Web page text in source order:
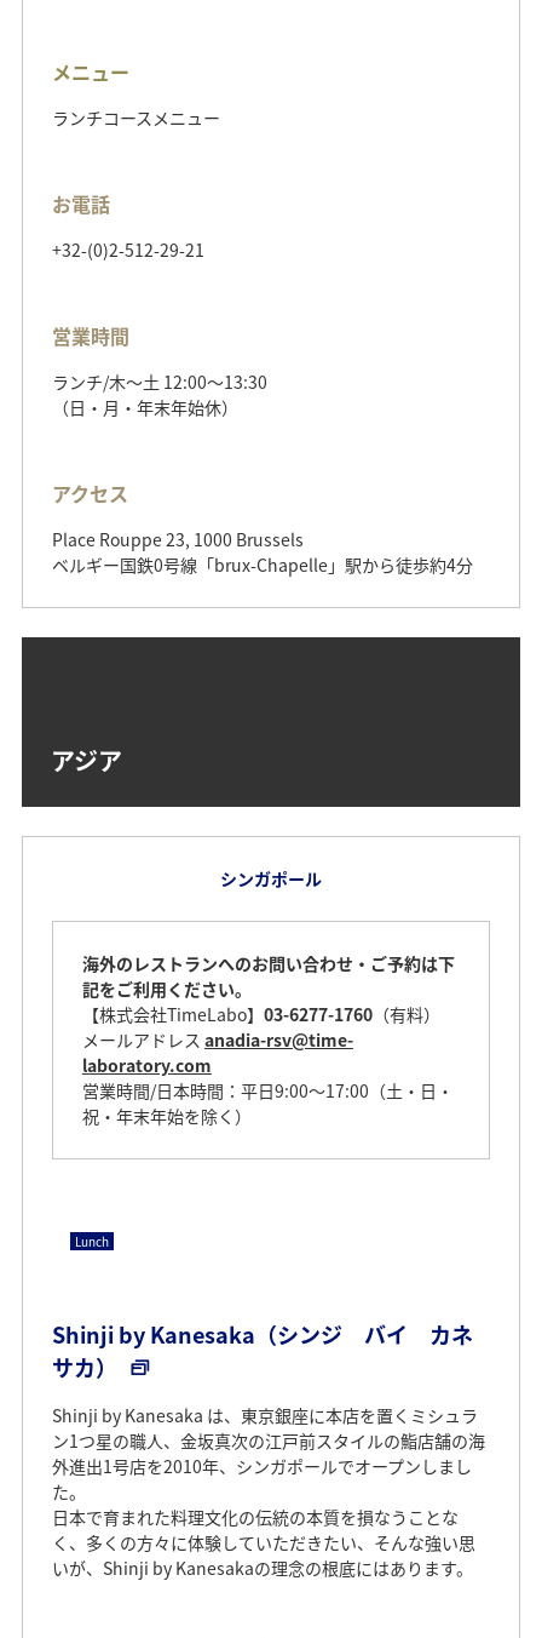
メニュー
ランチコースメニュー
お電話
+32-(0)2-512-29-21
営業時間
ランチ/木～土 12:00～13:30
（日・月・年末年始休）
アクセス
Place Rouppe 23, 1000 Brussels
ベルギー国鉄0号線「brux-Chapelle」駅から徒歩約4分
アジア
シンガポール
海外のレストランへのお問い合わせ・ご予約は下
記をご利用ください。
【株式会社TimeLabo】 03-6277-1760（有料）
メールアドレス anadia-rsv@time-
laboratory.com
営業時間/日本時間：平日9:00～17:00（土・日・
祝・年末年始を除く）
Lunch
Shinji by Kanesaka（シンジ バイ カネ
サカ）
Shinji by Kanesaka は、東京銀座に本店を置くミシュラ
ン1つ星の職人、金坂真次の江戸前スタイルの鮨店舗の海
外進出1号店を2010年、シンガポールでオープンしまし
た。
日本で育まれた料理文化の伝統の本質を損なうことな
く、多くの方々に体験していただきたい、そんな強い思
いが、Shinji by Kanesakaの理念の根底にはあります。